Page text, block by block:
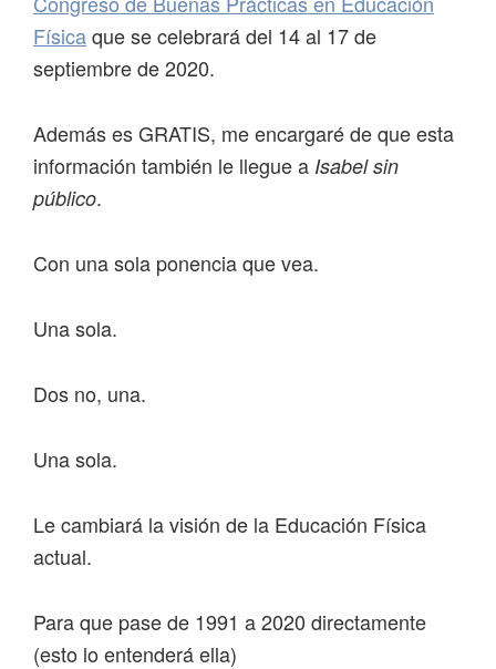
Físicaque se celebrará del 14 al 17 de
septiembre de 2020.
Además es GRATIS, me encargaré de que esta
información también le llegue a Isabel sin
público.
Con una sola ponencia que vea.
Una sola.
Dos no, una.
Una sola.
Le cambiará la visión de la Educación Física
actual.
Para que pase de 1991 a 2020 directamente
(esto lo entenderá ella)